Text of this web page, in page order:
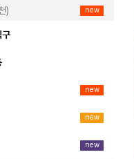
new
)
구
new
new
new